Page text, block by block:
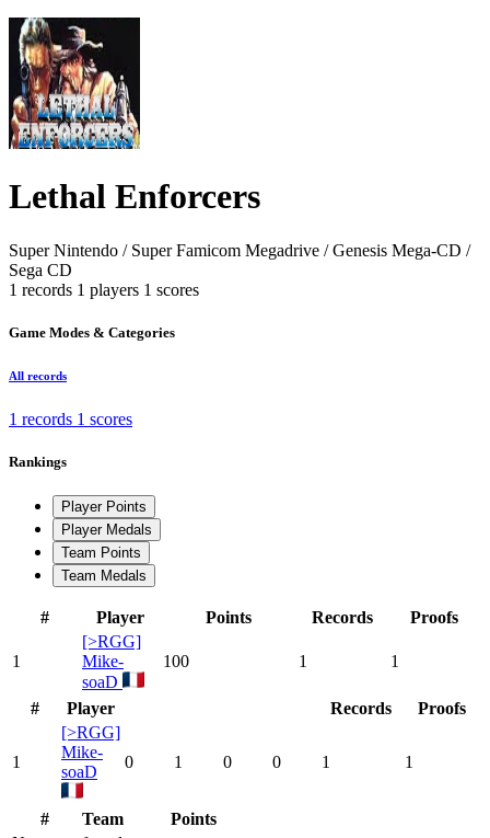
Lethal Enforcers
Super Nintendo / Super Famicom Megadrive / Genesis Mega-CD /
Sega CD
1 records 1 players 1 scores
Game Modes & Categories
All records
1 records 1 scores
Rankings
Player Points
Player Medals
Team Points
Team Medals
# Player Points Records Proofs
1
[>RGG]
Mike-
soaD
100 1 1
# Player Records Proofs
1
[>RGG]
Mike-
soaD
0 1 0 0 1 1
# Team
Points